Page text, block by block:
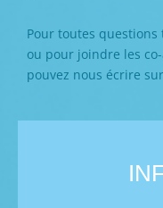
Pour toutes
ou pour joindre les
pouvez nous écrire sur